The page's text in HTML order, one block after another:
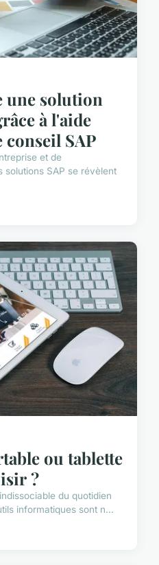
une solution
à l'aide
SAP
et de
solutions SAP se révèlent
ou tablette
?
du quotidien
informatiques sont n...